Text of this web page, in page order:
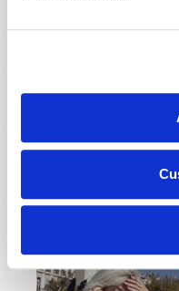
del Sha de Irán en
Leer mássobre El
2010 Noviembre-